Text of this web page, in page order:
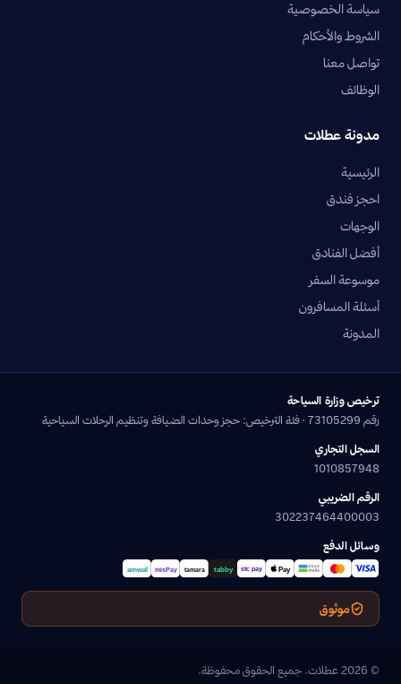
سياسة الخصوصية
الشروط والأحكام
تواصل معنا
الوظائف
مدونة عطلات
الرئيسية
احجز فندق
الوجهات
أفضل الفنادق
موسوعة السفر
أسئلة المسافرون
المدونة
ترخيص وزارة السياحة
رقم 73105299 · فئة الترخيص: حجز وحدات الضيافة وتنظيم الرحلات السياحية
السجل التجاري
1010857948
الرقم الضريبي
302237464400003
وسائل الدفع
موثوق
© 2026 عطلات. جميع الحقوق محفوظة.